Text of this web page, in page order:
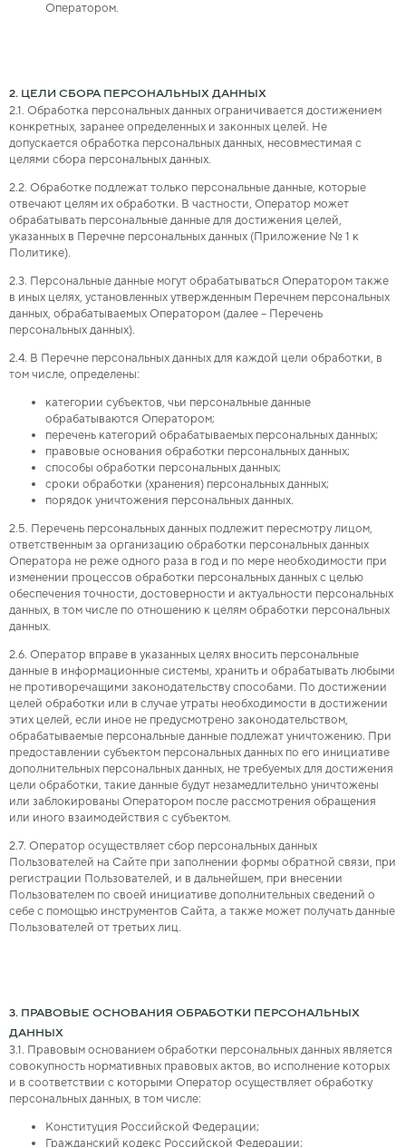
Оператором.
2. ЦЕЛИ СБОРА ПЕРСОНАЛЬНЫХ ДАННЫХ
2.1. Обработка персональных данных ограничивается достижением
конкретных, заранее определенных и законных целей. Не
допускается обработка персональных данных, несовместимая с
целями сбора персональных данных.
2.2. Обработке подлежат только персональные данные, которые
отвечают целям их обработки. В частности, Оператор может
обрабатывать персональные данные для достижения целей,
указанных в Перечне персональных данных (Приложение № 1 к
Политике).
2.3. Персональные данные могут обрабатываться Оператором также
в иных целях, установленных утвержденным Перечнем персональных
данных, обрабатываемых Оператором (далее – Перечень
персональных данных).
2.4. В Перечне персональных данных для каждой цели обработки, в
том числе, определены:
категории субъектов, чьи персональные данные
обрабатываются Оператором;
перечень категорий обрабатываемых персональных данных;
правовые основания обработки персональных данных;
способы обработки персональных данных;
сроки обработки (хранения) персональных данных;
порядок уничтожения персональных данных.
2.5. Перечень персональных данных подлежит пересмотру лицом,
ответственным за организацию обработки персональных данных
Оператора не реже одного раза в год и по мере необходимости при
изменении процессов обработки персональных данных с целью
обеспечения точности, достоверности и актуальности персональных
данных, в том числе по отношению к целям обработки персональных
данных.
2.6. Оператор вправе в указанных целях вносить персональные
данные в информационные системы, хранить и обрабатывать любыми
не противоречащими законодательству способами. По достижении
целей обработки или в случае утраты необходимости в достижении
этих целей, если иное не предусмотрено законодательством,
обрабатываемые персональные данные подлежат уничтожению. При
предоставлении субъектом персональных данных по его инициативе
дополнительных персональных данных, не требуемых для достижения
цели обработки, такие данные будут незамедлительно уничтожены
или заблокированы Оператором после рассмотрения обращения
или иного взаимодействия с субъектом.
2.7. Оператор осуществляет сбор персональных данных
Пользователей на Сайте при заполнении формы обратной связи, при
регистрации Пользователей, и в дальнейшем, при внесении
Пользователем по своей инициативе дополнительных сведений о
себе с помощью инструментов Сайта, а также может получать данные
Пользователей от третьих лиц.
3. ПРАВОВЫЕ ОСНОВАНИЯ ОБРАБОТКИ ПЕРСОНАЛЬНЫХ
ДАННЫХ
3.1. Правовым основанием обработки персональных данных является
совокупность нормативных правовых актов, во исполнение которых
и в соответствии с которыми Оператор осуществляет обработку
персональных данных, в том числе:
Конституция Российской Федерации;
Гражданский кодекс Российской Федерации;